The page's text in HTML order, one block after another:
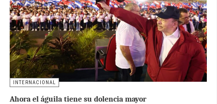
INTERNACIONAL
Ahora el águila tiene su dolencia mayor